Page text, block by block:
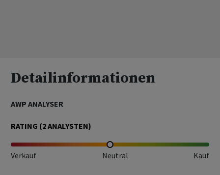
Detailinformationen
AWP ANALYSER
RATING (2ANALYSTEN)
Verkauf Neutral Kauf